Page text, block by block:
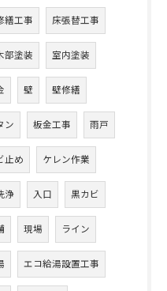
繕工事 床張替工事
部塗装 室内塗装
壁 壁修繕
ン 板金工事 雨戸
止め ケレン作業
浄 入口 黒カビ
現場 ライン
エコ給湯設置工事